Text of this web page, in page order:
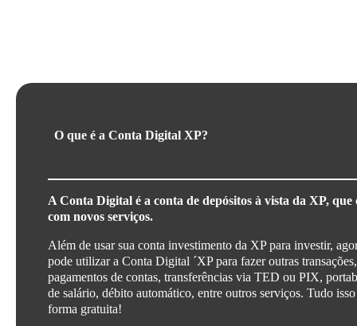
O que é a Conta Digital XP?
A Conta Digital é a conta de depósitos à vista da XP, que
com novos serviços.
Além de usar sua conta investimento da XP para investir,
pode utilizar a Conta Digital ´XP para fazer outras
pagamentos de contas, transferências via TED ou PIX,
de salário, débito automático, entre outros serviços. Tudo
forma gratuita!